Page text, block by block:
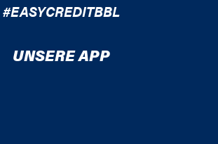
#EASYCREDITBBL
UNSERE APP